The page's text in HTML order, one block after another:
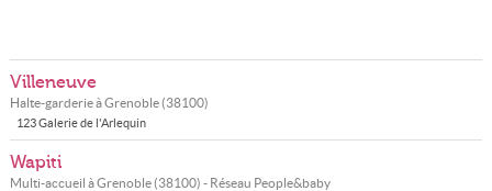
Villeneuve
Halte-garderie àGrenoble(38100)
123 Galerie de l'Arlequin
Wapiti
Multi-accueil àGrenoble(38100) - Réseau People&baby